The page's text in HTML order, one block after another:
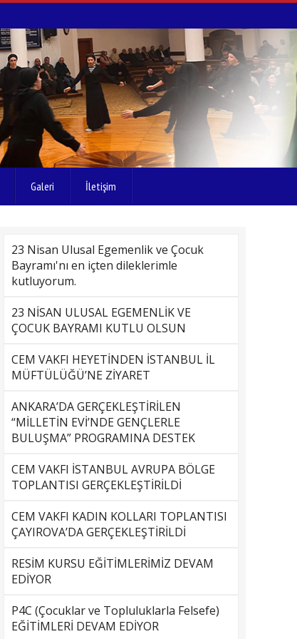
Galeri İletişim
23 Nisan Ulusal Egemenlik ve Çocuk
Bayramı'nı en içten dileklerimle
kutluyorum.
23 NİSAN ULUSAL EGEMENLİK VE
ÇOCUK BAYRAMI KUTLU OLSUN
CEM VAKFI HEYETİNDEN İSTANBUL İL
MÜFTÜLÜĞÜ’NE ZİYARET
ANKARA’DA GERÇEKLEŞTİRİLEN
“MİLLETİN EVİ’NDE GENÇLERLE
BULUŞMA” PROGRAMINA DESTEK
CEM VAKFI İSTANBUL AVRUPA BÖLGE
TOPLANTISI GERÇEKLEŞTİRİLDİ
CEM VAKFI KADIN KOLLARI TOPLANTISI
ÇAYIROVA’DA GERÇEKLEŞTİRİLDİ
RESİM KURSU EĞİTİMLERİMİZ DEVAM
EDİYOR
P4C (Çocuklar ve Topluluklarla Felsefe)
EĞİTİMLERİ DEVAM EDİYOR